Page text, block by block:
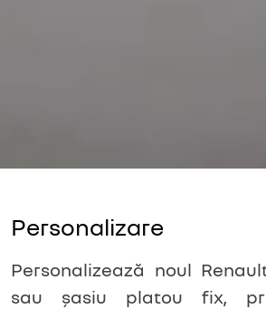
Personalizare
Personalizează noul
sau șasiu platou fix,